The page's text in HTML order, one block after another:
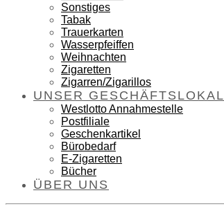
Sonstiges
Tabak
Trauerkarten
Wasserpfeiffen
Weihnachten
Zigaretten
Zigarren/Zigarillos
UNSER GESCHÄFTSLOKAL
Westlotto Annahmestelle
Postfiliale
Geschenkartikel
Bürobedarf
E-Zigaretten
Bücher
ÜBER UNS